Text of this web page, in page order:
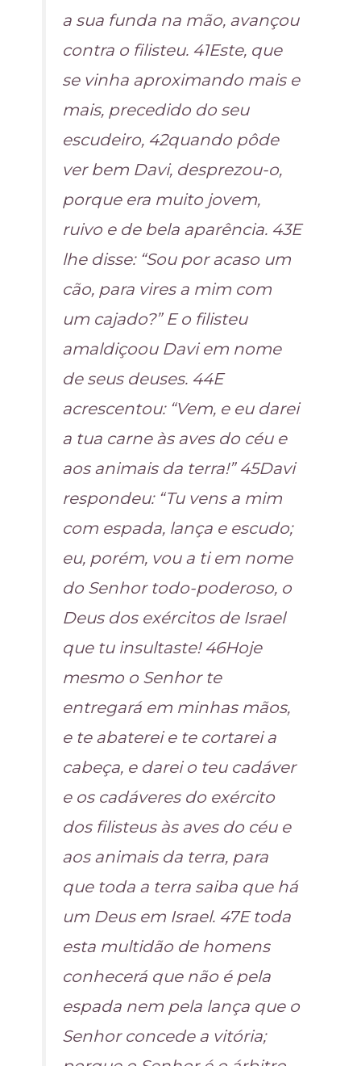
a sua funda na mão, avançou
contra o filisteu. 41Este, que
se vinha aproximando mais e
mais, precedido do seu
escudeiro, 42quando pôde
ver bem Davi, desprezou-o,
porque era muito jovem,
ruivo e de bela aparência. 43E
lhe disse: “Sou por acaso um
cão, para vires a mim com
um cajado?” E o filisteu
amaldiçoou Davi em nome
de seus deuses. 44E
acrescentou: “Vem, e eu darei
a tua carne às aves do céu e
aos animais da terra!” 45Davi
respondeu: “Tu vens a mim
com espada, lança e escudo;
eu, porém, vou a ti em nome
do Senhor todo-poderoso, o
Deus dos exércitos de Israel
que tu insultaste! 46Hoje
mesmo o Senhor te
entregará em minhas mãos,
e te abaterei e te cortarei a
cabeça, e darei o teu cadáver
e os cadáveres do exército
dos filisteus às aves do céu e
aos animais da terra, para
que toda a terra saiba que há
um Deus em Israel. 47E toda
esta multidão de homens
conhecerá que não é pela
espada nem pela lança que o
Senhor concede a vitória;